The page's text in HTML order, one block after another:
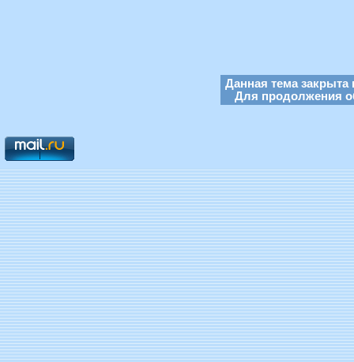
Данная тема закрыта
Для продолжения